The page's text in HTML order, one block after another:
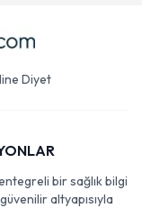
Diyet
bir sağlık bilgi
altyapısıyla